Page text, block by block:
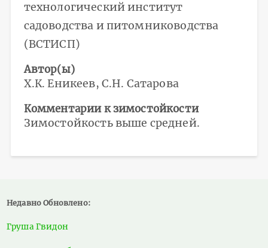
технологический институт
садоводства и питомниководства
(ВСТИСП)
Автор(ы)
Х.К. Еникеев, С.Н. Сатарова
Комментарии к зимостойкости
Зимостойкость выше средней.
Недавно Обновлено:
Груша Гвидон